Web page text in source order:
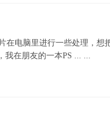
在电脑里进行一些处理，想
我在朋友的一本PS ... ...